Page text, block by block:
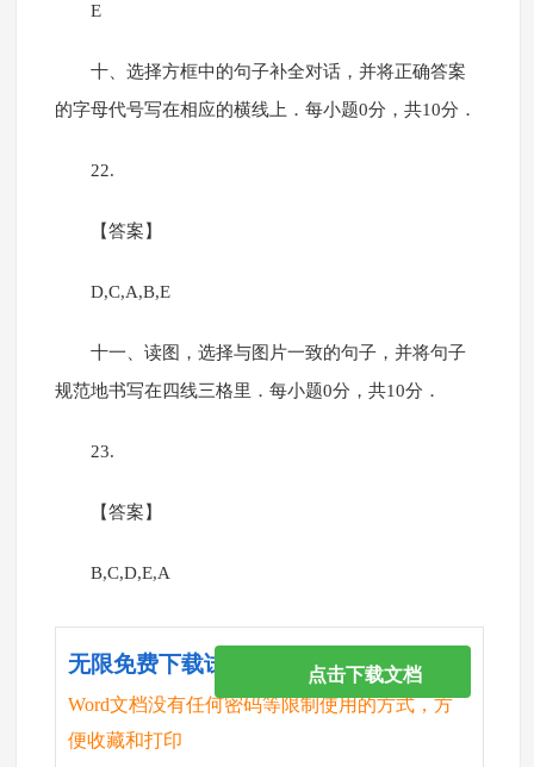
E
十、选择方框中的句子补全对话，并将正确答案
的字母代号写在相应的横线上．每小题0分，共10分．
22.
【答案】
D,C,A,B,E
十一、读图，选择与图片一致的句子，并将句子
规范地书写在四线三格里．每小题0分，共10分．
23.
【答案】
B,C,D,E,A
无限免费下载试卷
Word文档没有任何密码等限制使用的方式，方
便收藏和打印
点击下载文档